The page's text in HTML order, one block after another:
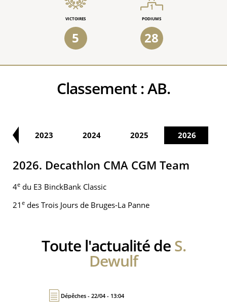
VICTOIRES
5
PODIUMS
28
Classement :AB.
2023 2024 2025 2026
2026. Decathlon CMA CGM Team
4e du E3 BinckBank Classic
21 e des Trois Jours de Bruges-La Panne
Toute l'actualité deS.
Dewulf
Dépêches - 22/04 - 13:04